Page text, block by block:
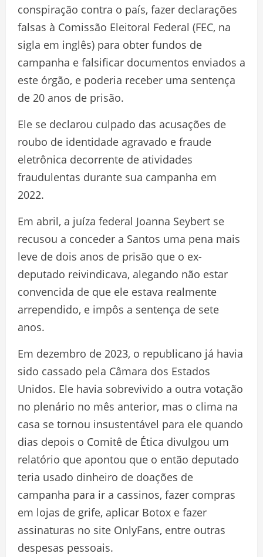
conspiração contra o país, fazer declarações
falsas à Comissão Eleitoral Federal (FEC, na
sigla em inglês) para obter fundos de
campanha e falsificar documentos enviados a
este órgão, e poderia receber uma sentença
de 20 anos de prisão.
Ele se declarou culpado das acusações de
roubo de identidade agravado e fraude
eletrônica decorrente de atividades
fraudulentas durante sua campanha em
2022.
Em abril, a juíza federal Joanna Seybert se
recusou a conceder a Santos uma pena mais
leve de dois anos de prisão que o ex-
deputado reivindicava, alegando não estar
convencida de que ele estava realmente
arrependido, e impôs a sentença de sete
anos.
Em dezembro de 2023, o republicano já havia
sido cassado pela Câmara dos Estados
Unidos. Ele havia sobrevivido a outra votação
no plenário no mês anterior, mas o clima na
casa se tornou insustentável para ele quando
dias depois o Comitê de Ética divulgou um
relatório que apontou que o então deputado
teria usado dinheiro de doações de
campanha para ir a cassinos, fazer compras
em lojas de grife, aplicar Botox e fazer
assinaturas no site OnlyFans, entre outras
despesas pessoais.